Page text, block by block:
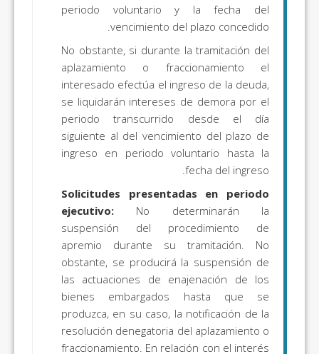
periodo voluntario y la fecha del
vencimiento del plazo concedido.
No obstante, si durante la tramitación del
aplazamiento o fraccionamiento el
interesado efectúa el ingreso de la deuda,
se liquidarán intereses de demora por el
periodo transcurrido desde el día
siguiente al del vencimiento del plazo de
ingreso en periodo voluntario hasta la
fecha del ingreso.
Solicitudes presentadas en periodo
ejecutivo: No determinarán la
suspensión del procedimiento de
apremio durante su tramitación. No
obstante, se producirá la suspensión de
las actuaciones de enajenación de los
bienes embargados hasta que se
produzca, en su caso, la notificación de la
resolución denegatoria del aplazamiento o
fraccionamiento. En relación con el interés